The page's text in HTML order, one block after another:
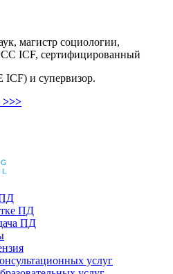
магистр социологии,
ICF, сертифицированный
ICF) и супервизор.
>>>
ПД
ПД
ПД
услуг